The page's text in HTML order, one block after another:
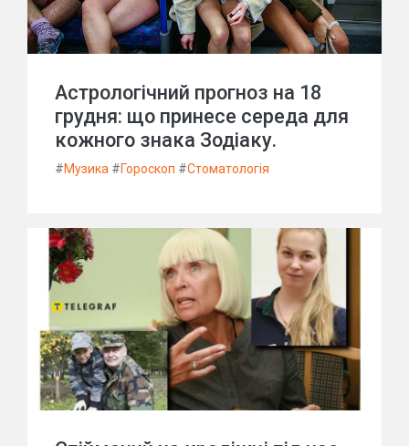
Астрологічний прогноз на 18
грудня: що принесе середа для
кожного знака Зодіаку.
#Музика #Гороскоп #Стоматологія